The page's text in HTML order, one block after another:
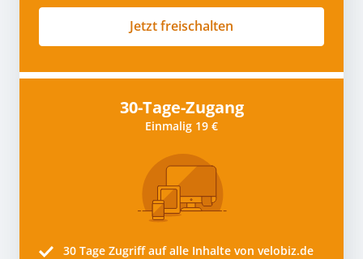
Jetzt freischalten
30-Tage-Zugang
Einmalig 19 €
30 Tage Zugriff auf alle Inhalte von velobiz.de